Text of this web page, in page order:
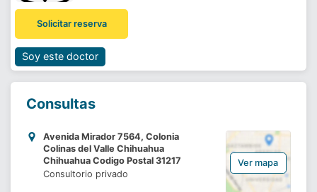
Software para clínicas
¿Eres un doctor?
Solicitar reserva
Soy este doctor
Consultas
Avenida Mirador 7564, Colonia
Colinas del Valle Chihuahua
Chihuahua Codigo Postal 31217
Consultorio privado
Ver mapa